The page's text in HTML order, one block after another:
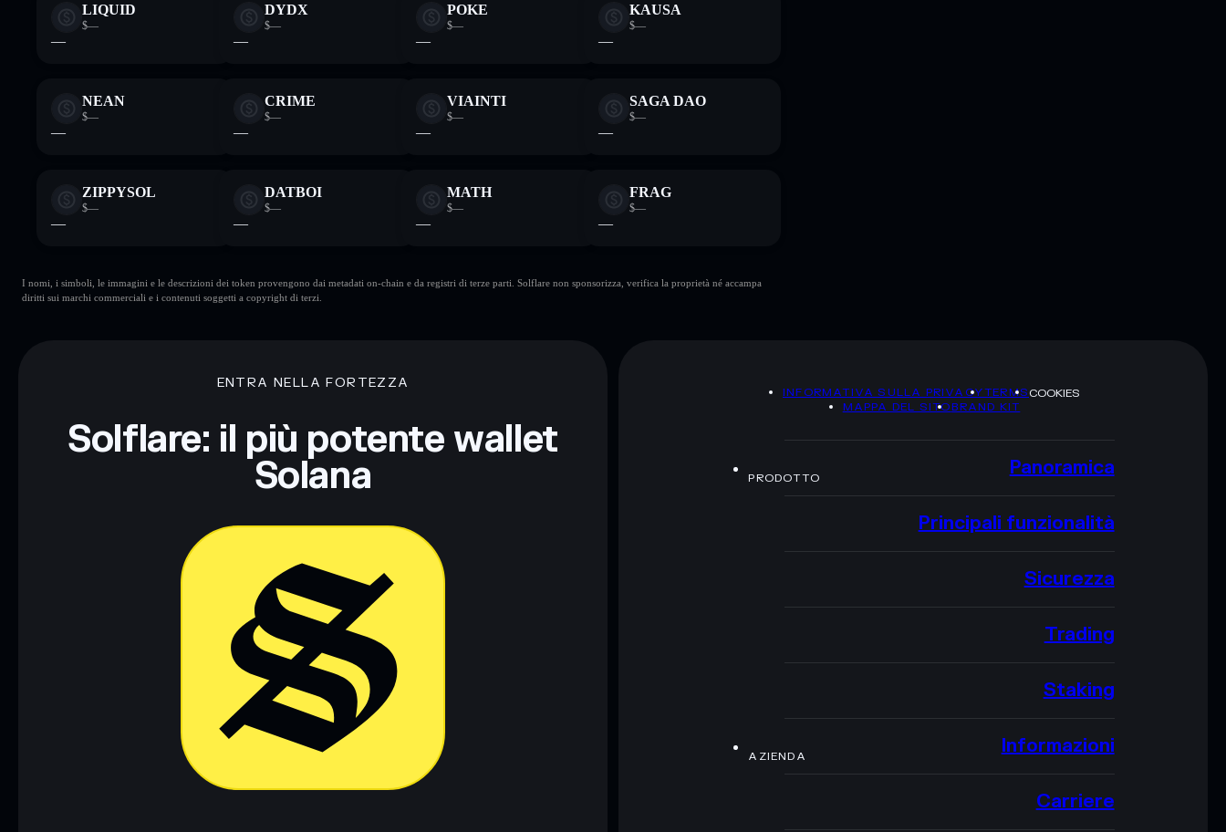
LIQUID
$—
—
DYDX
$—
—
POKE
$—
—
KAUSA
$—
—
NEAN
$—
—
CRIME
$—
—
VIAINTI
$—
—
SAGA DAO
$—
—
ZIPPYSOL
$—
—
DATBOI
$—
—
MATH
$—
—
FRAG
$—
—
I nomi, i simboli, le immagini e le descrizioni dei token provengono dai metadati on-chain e da registri di terze parti. Solflare non sponsorizza, verifica la proprietà né accampa
diritti sui marchi commerciali e i contenuti soggetti a copyright di terzi.
ENTRA NELLA FORTEZZA
Solflare: il più potente wallet
Solana
INFORMATIVA SULLA PRIVACYTERMSCOOKIES
MAPPA DEL SITOBRAND KIT
PRODOTTO Panoramica
Principali funzionalità
Sicurezza
Trading
Staking
AZIENDA Informazioni
Carriere